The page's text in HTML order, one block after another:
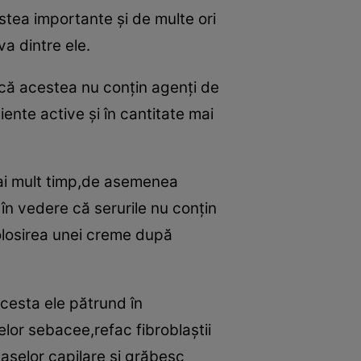
importante şi de multe ori
dintre ele.
acestea nu conţin agenţi de
active şi în cantitate mai
mult timp,de asemenea
vedere că serurile nu conţin
unei creme după
ele pătrund în
sebacee,refac fibroblaştii
capilare şi grăbesc